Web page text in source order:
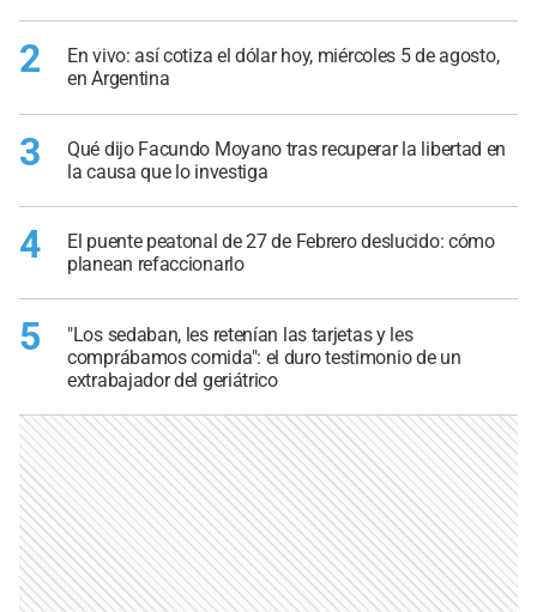
2
En vivo: así cotiza el dólar hoy, miércoles 5 de agosto,
en Argentina
3
Qué dijo Facundo Moyano tras recuperar la libertad en
la causa que lo investiga
4
El puente peatonal de 27 de Febrero deslucido: cómo
planean refaccionarlo
5
"Los sedaban, les retenían las tarjetas y les
comprábamos comida": el duro testimonio de un
extrabajador del geriátrico